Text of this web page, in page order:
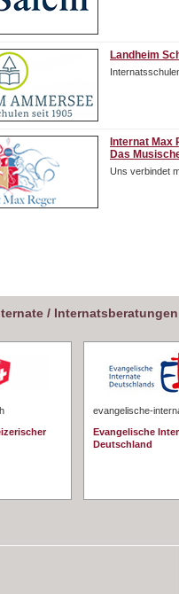
Landheim
Internat Max
Das
Uns verbindet
/ Internatsberatungen
evangelische-
Evangelische
Deutschland